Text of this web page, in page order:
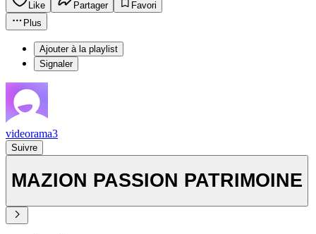
Like Partager
Favori
Plus
Ajouter à la playlist
Signaler
videorama3
Suivre
MAZION PASSION PATRIMOINE